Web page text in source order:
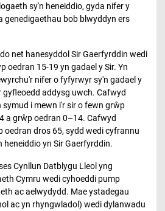
sy'n heneiddio, gyda nifer y
genedigaethau bob blwyddyn ers
net hanesyddol Sir Gaerfyrddin wedi
oedran 15-19 yn gadael y Sir. Yn
nifer o fyfyrwyr sy'n gadael y
addysg uwch. Cafwyd
i mewn i'r sir o fewn grŵp
a grŵp oedran 0–14. Cafwyd
oedran dros 65, sydd wedi cyfrannu
yn Sir Gaerfyrddin.
Cynllun Datblygu Lleol yng
Cymru wedi cyhoeddi pump
ac aelwydydd. Mae ystadegau
ac yn rhyngwladol) wedi dylanwadu